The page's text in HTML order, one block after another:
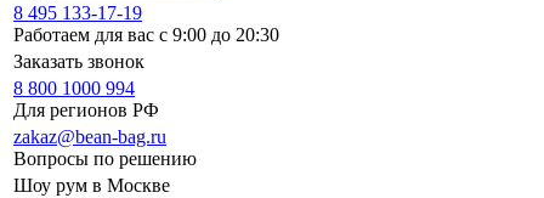
8 495 133-17-19
Работаем для вас с 9:00 до 20:30
Заказать звонок
8 800 1000 994
Для регионов РФ
zakaz@bean-bag.ru
Вопросы по решению
Шоу рум в Москве